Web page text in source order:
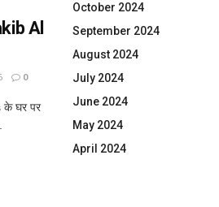
Al
0
के घर पर
October 2024
September 2024
August 2024
July 2024
June 2024
May 2024
April 2024